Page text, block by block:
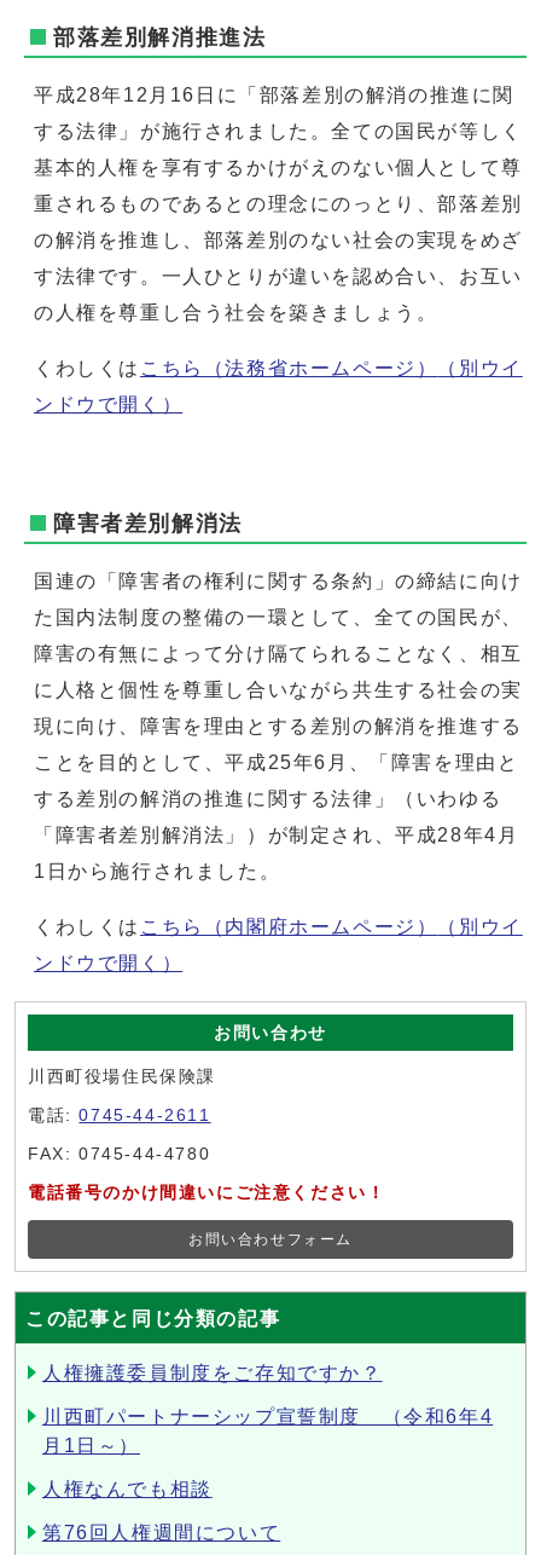
部落差別解消推進法
平成28年12月16日に「部落差別の解消の推進に関
する法律」が施行されました。全ての国民が等しく
基本的人権を享有するかけがえのない個人として尊
重されるものであるとの理念にのっとり、部落差別
の解消を推進し、部落差別のない社会の実現をめざ
す法律です。一人ひとりが違いを認め合い、お互い
の人権を尊重し合う社会を築きましょう。
くわしくは こちら（法務省ホームページ）
（別ウイ
ンドウで開く）
障害者差別解消法
国連の「障害者の権利に関する条約」の締結に向け
た国内法制度の整備の一環として、全ての国民が、
障害の有無によって分け隔てられることなく、相互
に人格と個性を尊重し合いながら共生する社会の実
現に向け、障害を理由とする差別の解消を推進する
ことを目的として、平成25年6月、「障害を理由と
する差別の解消の推進に関する法律」（いわゆる
「障害者差別解消法」）が制定され、平成28年4月
1日から施行されました。
くわしくは こちら（内閣府ホームページ）
（別ウイ
ンドウで開く）
お問い合わせ
川西町役場住民保険課
電話:0745-44-2611
FAX: 0745-44-4780
電話番号のかけ間違いにご注意ください！
お問い合わせフォーム
この記事と同じ分類の記事
人権擁護委員制度をご存知ですか？
川西町パートナーシップ宣誓制度 （令和6年4
月1日～）
人権なんでも相談
第76回人権週間について